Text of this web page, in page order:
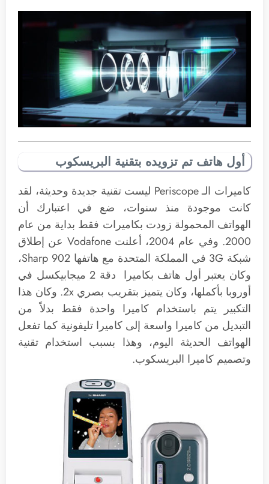
أول هاتف تم تزويده بتقنية البريسكوب
كاميرات الـ Periscope ليست تقنية جديدة وحديثة، لقد
كانت موجودة منذ سنوات، ضع في اعتبارك أن
الهواتف المحمولة زودت بكاميرات فقط بداية من عام
2000. وفي عام 2004، أعلنت Vodafone عن إطلاق
شبكة 3G في المملكة المتحدة مع هاتفها Sharp 902،
وكان يعتبر أول هاتف بكاميرا دقة 2 ميجابيكسل في
أوروبا بأكملها، وكان يتميز بتقريب بصري 2x. وكان هذا
التكبير يتم باستخدام كاميرا واحدة فقط بدلاً من
التبديل من كاميرا واسعة إلى كاميرا تليفونية كما تفعل
الهواتف الحديثة اليوم، وهذا بسبب استخدام تقنية
وتصميم كاميرا البريسكوب.